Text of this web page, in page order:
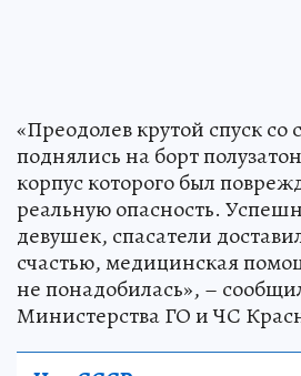
«Преодолев крутой спуск со
поднялись на борт
корпус которого был
реальную опасность.
девушек, спасатели
счастью, медицинская
не понадобилась», –
Министерства ГО и ЧС